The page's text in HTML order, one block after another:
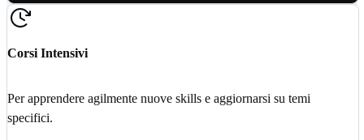
Corsi Intensivi
Per apprendere agilmente nuove skills e aggiornarsi su temi
specifici.